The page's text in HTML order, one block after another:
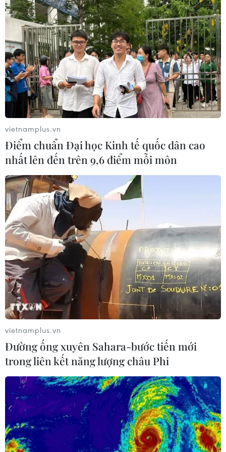
Xuất khẩu dệt may 7 tháng đạt trên
27 tỷ USD, duy trì đà tăng trưởng
09/08/2026 08:25
Hải Phòng điều chỉnh kịch bản tăng
trưởng, quyết tâm đạt GRDP 13%
Trung Quốc công bố kế hoạch phát
triển ngành hàng không dân dụng
09/08/2026 05:12
Giá gạo Việt Nam đi ngược xu hướng
với các nước xuất khẩu lớn
09/08/2026 04:23
Vận tải biển toàn cầu tăng mạnh bất
chấp căng thẳng địa chính trị
09/08/2026 02:06
Canada chạy đua đạt thỏa thuận
trước khi thuế quan mới của Mỹ có
hiệu lực
09/08/2026 02:03
vietnamplus.vn
Điểm chuẩn Đại học Kinh tế quốc dân cao
nhất lên đến trên 9,6 điểm mỗi môn
vietnamplus.vn
Đường ống xuyên Sahara-bước tiến mới
trong liên kết năng lượng châu Phi